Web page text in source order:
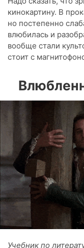
кинокартину. В
но постепенно
влюбилась и
вообще стали
стоит с
Учебник по